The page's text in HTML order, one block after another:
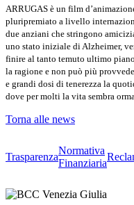
ARRUGAS è un film
pluripremiato a livello
due anziani che stringono
uno stato iniziale di Alzheimer,
finire al tanto temuto ultimo
la ragione e non può più
e grandi dosi di tenerezza la
dove per molti la vita sembra
Torna alle news
Trasparenza
Normativa
Finanziaria